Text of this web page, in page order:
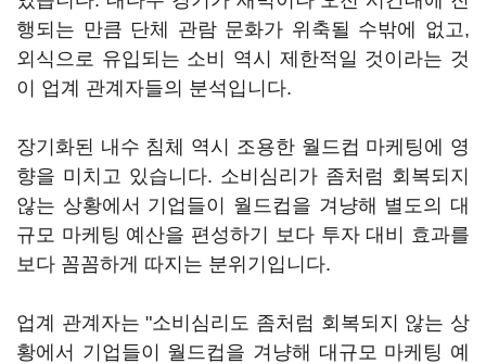
행되는 만큼 단체 관람 문화가 위축될 수밖에 없고,
외식으로 유입되는 소비 역시 제한적일 것이라는 것
이 업계 관계자들의 분석입니다.
장기화된 내수 침체 역시 조용한 월드컵 마케팅에 영
향을 미치고 있습니다. 소비심리가 좀처럼 회복되지
않는 상황에서 기업들이 월드컵을 겨냥해 별도의 대
규모 마케팅 예산을 편성하기 보다 투자 대비 효과를
보다 꼼꼼하게 따지는 분위기입니다.
업계 관계자는 "소비심리도 좀처럼 회복되지 않는 상
황에서 기업들이 월드컵을 겨냥해 대규모 마케팅 예